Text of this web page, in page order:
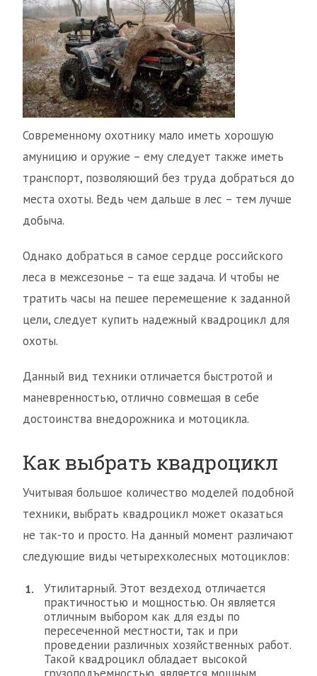
Современному охотнику мало иметь хорошую
амуницию и оружие – ему следует также иметь
транспорт, позволяющий без труда добраться до
места охоты. Ведь чем дальше в лес – тем лучше
добыча.
Однако добраться в самое сердце российского
леса в межсезонье – та еще задача. И чтобы не
тратить часы на пешее перемещение к заданной
цели, следует купить надежный квадроцикл для
охоты.
Данный вид техники отличается быстротой и
маневренностью, отлично совмещая в себе
достоинства внедорожника и мотоцикла.
Как выбрать квадроцикл
Учитывая большое количество моделей подобной
техники, выбрать квадроцикл может оказаться
не так-то и просто. На данный момент различают
следующие виды четырехколесных мотоциклов:
Утилитарный. Этот вездеход отличается
практичностью и мощностью. Он является
отличным выбором как для езды по
пересеченной местности, так и при
проведении различных хозяйственных работ.
Такой квадроцикл обладает высокой